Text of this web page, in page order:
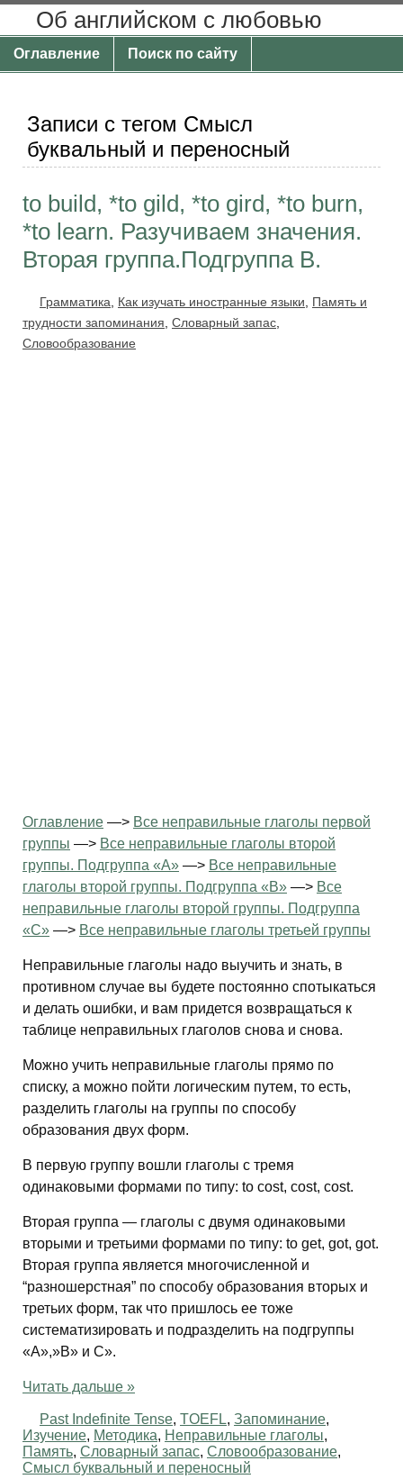
Об английском с любовью
Оглавление Поиск по сайту
Записи с тегом Смысл
буквальный и переносный
to build, *to gild, *to gird, *to burn,
*to learn. Разучиваем значения.
Вторая группа.Подгруппа В.
Грамматика Как изучать иностранные языки
Память и
трудности запоминания Словарный запас
Словообразование
Оглавление —> Все неправильные глаголы первой
группы —> Все неправильные глаголы второй
группы. Подгруппа «А» —> Все неправильные
глаголы второй группы. Подгруппа «В» —> Все
неправильные глаголы второй группы. Подгруппа
«С» —> Все неправильные глаголы третьей группы
Неправильные глаголы надо выучить и знать, в
противном случае вы будете постоянно спотыкаться
и делать ошибки, и вам придется возвращаться к
таблице неправильных глаголов снова и снова.
Можно учить неправильные глаголы прямо по
списку, а можно пойти логическим путем, то есть,
разделить глаголы на группы по способу
образования двух форм.
В первую группу вошли глаголы с тремя
одинаковыми формами по типу: to cost, cost, cost.
Вторая группа — глаголы с двумя одинаковыми
вторыми и третьими формами по типу: to get, got, got.
Вторая группа является многочисленной и
“разношерстная” по способу образования вторых и
третьих форм, так что пришлось ее тоже
систематизировать и подразделить на подгруппы
«А»,»В» и С».
Читать дальше »
Past Indefinite Tense, TOEFL, Запоминание,
Изучение, Методика, Неправильные глаголы,
Память, Словарный запас, Словообразование,
Смысл буквальный и переносный